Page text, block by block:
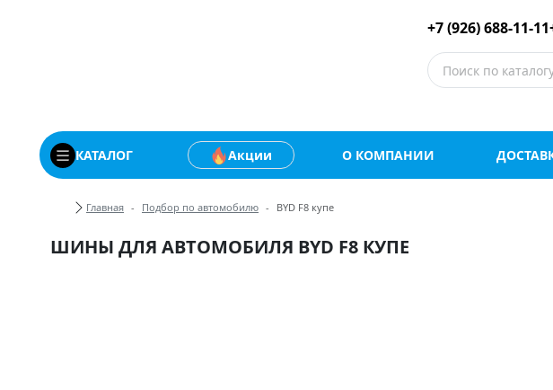
Купить автомобильные+7 (926) 688-11-11
КАТАЛОГ Акции О КОМПАНИИ
Хлебные крошки
Главная Подбор по автомобилю BYD F8 купе
ШИНЫ ДЛЯ АВТОМОБИЛЯ BYD F8 КУПЕ